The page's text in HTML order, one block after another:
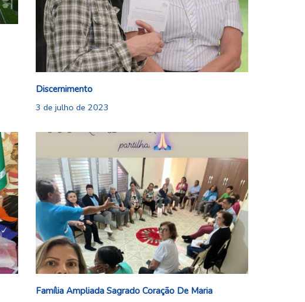
Discernimento
3 de julho de 2023
Família Ampliada Sagrado Coração De Maria